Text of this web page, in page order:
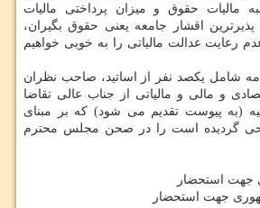
مالیات حقوق و میزان پرداختی مالیات
اقشار جامعه یعنی حقوق بگیران،
رعایت عدالت مالیاتی را به خوبی خواهیم
شامل یكصد نفر از اساتید، صاحب نظران
و مالی و مالیاتی از جناب عالی تقاضا
(به پیوست تقدیم می شود) كه بر مبنای
گردیده است را در صحن مجلس محترم
جهت استحضار
جهت استحضار